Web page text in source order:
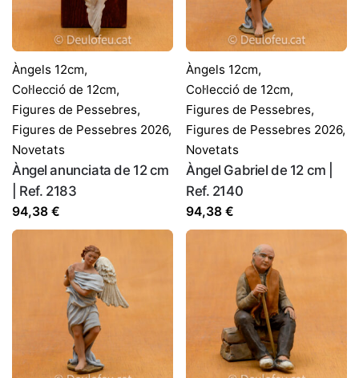
Àngels 12cm,
Col·lecció de 12cm,
Figures de Pessebres,
Figures de Pessebres 2026,
Novetats
Àngel anunciata de 12 cm
| Ref. 2183
94,38 €
Àngels 12cm,
Col·lecció de 12cm,
Figures de Pessebres,
Figures de Pessebres 2026,
Novetats
Àngel Gabriel de 12 cm |
Ref. 2140
94,38 €